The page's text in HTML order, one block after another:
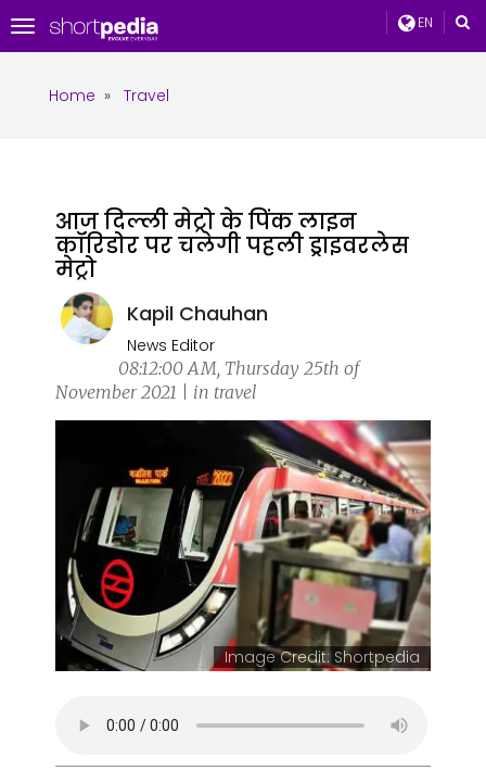
EN
Toggle
navigation
Home » Travel
आज दिल्ली मेट्रो के पिंक लाइन
कॉरिडोर पर चलेगी पहली ड्राइवरलेस
मेट्रो
Kapil Chauhan
News Editor
08:12:00 AM, Thursday 25th of
November 2021 | in travel
Image Credit: Shortpedia